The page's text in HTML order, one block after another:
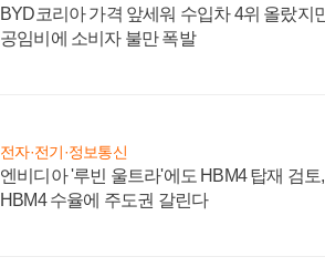
BYD코리아 가격 앞세워 수입차 4위 올랐지
공임비에 소비자 불만 폭발
전자·전기·정보통신
엔비디아 '루빈 울트라'에도 HBM4 탑재 검
HBM4 수율에 주도권 갈린다